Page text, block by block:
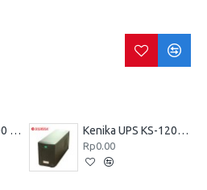
Kenika UPS KS-600 VA Kenika UPS KS-1200 VA
Rp0.00